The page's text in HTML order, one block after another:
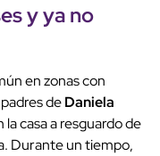
y ya no
en zonas con
deDaniela
casa a resguardo de
Durante un tiempo,